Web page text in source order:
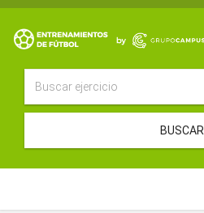
BUSCAR